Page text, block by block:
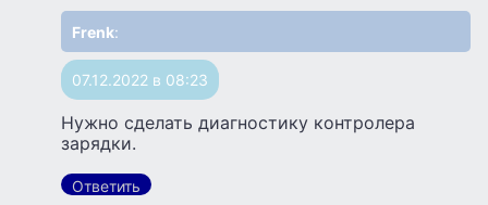
Frenk:
07.12.2022 в 08:23
Нужно сделать диагностику контролера
зарядки.
Ответить